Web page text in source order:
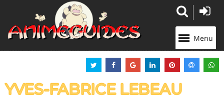
Menu
YVES-FABRICE LEBEAU
Panneau de gestion des cookies